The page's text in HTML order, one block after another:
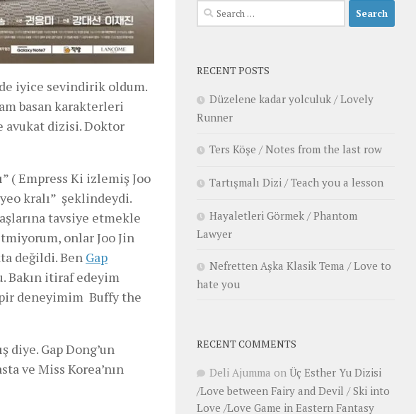
iyice sevindirik oldum.
basan karakterleri
avukat dizisi. Doktor
( Empress Ki izlemiş Joo
kralı” şeklindeydi.
tavsiye etmekle
onlar Joo Jin
değildi. Ben Gap
Bakın itiraf edeyim
deneyimim Buffy the
Gap Dong’un
ve Miss Korea’nın
Search
for:
RECENT POSTS
Düzelene kadar yolculuk / Lovely
Runner
Ters Köşe / Notes from the last row
Tartışmalı Dizi / Teach you a lesson
Hayaletleri Görmek / Phantom
Lawyer
Nefretten Aşka Klasik Tema / Love to
hate you
RECENT COMMENTS
Deli Ajumma on Üç Esther Yu Dizisi
/Love between Fairy and Devil / Ski into
Love /Love Game in Eastern Fantasy